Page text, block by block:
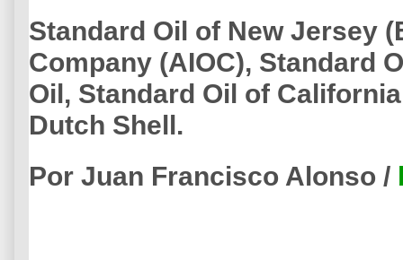
Standard Oil of New Jersey
Company (AIOC), Standard
Oil, Standard Oil of
Dutch Shell.
Por Juan Francisco Alonso /